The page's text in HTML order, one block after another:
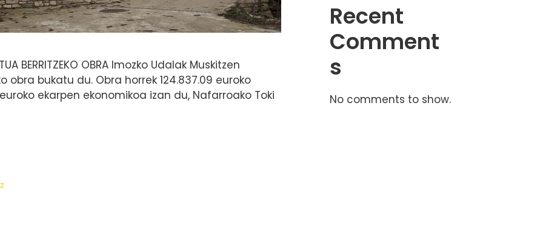
BERRITZEKO OBRA Imozko Udalak Muskitzen
bukatu du. Obra horrek 124.837.09 euroko
ekarpen ekonomikoa izan du, Nafarroako Toki
Recent
Comment
s
No comments to show.